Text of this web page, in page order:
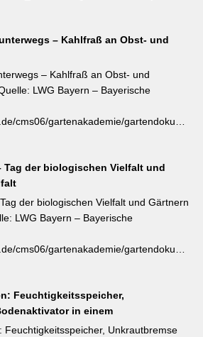
entfernt werden, da sie die veredelte
wie ‚Sympathie‘ müssen neues
in die gewünschte Richtung geleitet
die Hochblüte zudem die beste Zeit für
lassen sich jetzt mit jungen
Eine schnell wirkende
– Kahlfraß an Obst- und
– Kahlfraß an Obst- und
LWG Bayern – Bayerische
cms06/gartenakademie/
und Hartriegel. Die charakteristisch
Larven des Kleinen und Großen
Massenbefall kahlen Fraß
Leimringe ab Herbst, gezielter
falls nötig – biologische
Tag: #Schädlingsbekämpfung
Tag der biologischen Vielfalt und
der biologischen Vielfalt und Gärtnern
LWG Bayern – Bayerische
cms06/gartenakademie/
unabhängig von der Gartengröße –
zur regionalen Artenvielfalt leistet.
Beete und der Verzicht auf
Feuchtigkeitsspeicher,
in einem
Feuchtigkeitsspeicher, Unkrautbremse